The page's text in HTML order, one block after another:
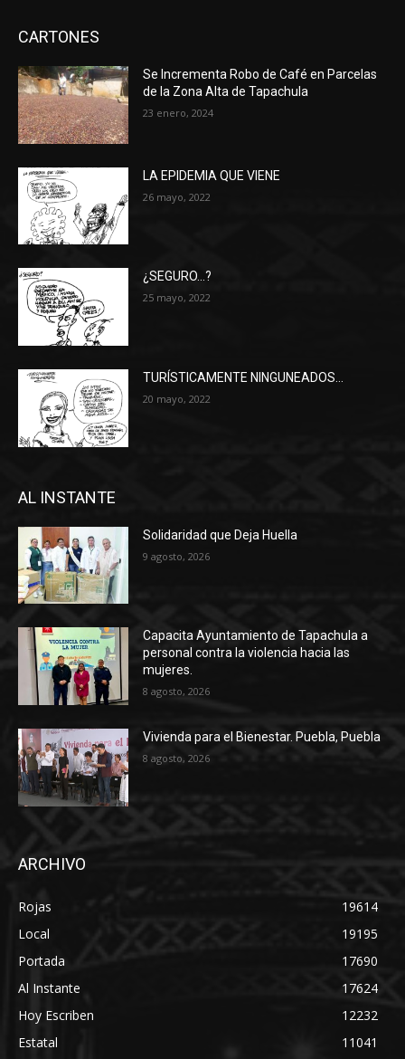
CARTONES
Se Incrementa Robo de Café en Parcelas
de la Zona Alta de Tapachula
23 enero, 2024
LA EPIDEMIA QUE VIENE
26 mayo, 2022
¿SEGURO…?
25 mayo, 2022
TURÍSTICAMENTE NINGUNEADOS…
20 mayo, 2022
AL INSTANTE
Solidaridad que Deja Huella
9 agosto, 2026
Capacita Ayuntamiento de Tapachula a
personal contra la violencia hacia las
mujeres.
8 agosto, 2026
Vivienda para el Bienestar. Puebla, Puebla
8 agosto, 2026
ARCHIVO
Rojas
19614
Local
19195
Portada
17690
Al Instante
17624
Hoy Escriben
12232
Estatal
11041